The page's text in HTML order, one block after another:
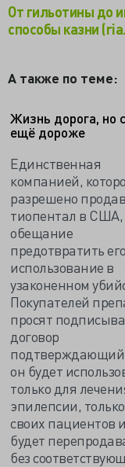
От гильотины до
способы казни
А также по теме:
Жизнь дорога, но
ещё дороже
Единственная
компанией,
разрешено
тиопентал в США,
обещание
предотвратить его
использование в
узаконенном
Покупателей
просят
договор
он будет
только для
эпилепсии,
своих пациентов
будет
без